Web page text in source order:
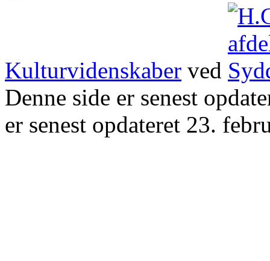
Kulturvidenskaber ved
Denne side er senest
er senest opdateret 23.